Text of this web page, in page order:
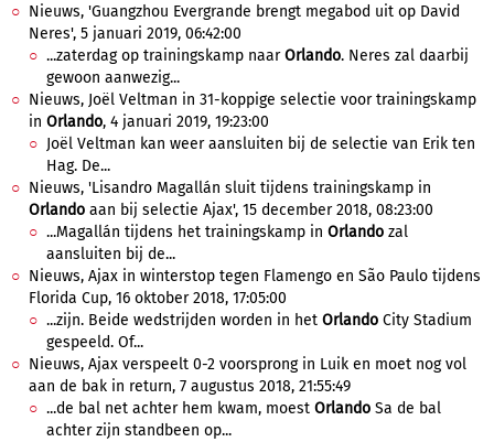
Nieuws, 'Guangzhou Evergrande brengt megabod uit op David
Neres', 5 januari 2019, 06:42:00
...zaterdag op trainingskamp naarOrlando. Neres zal daarbij
gewoon aanwezig...
Nieuws, Joël Veltman in 31-koppige selectie voor trainingskamp
in Orlando, 4 januari 2019, 19:23:00
Joël Veltman kan weer aansluiten bij de selectie van Erik ten
Hag. De...
Nieuws, 'Lisandro Magallán sluit tijdens trainingskamp in
Orlando aan bij selectie Ajax', 15 december 2018, 08:23:00
...Magallán tijdens het trainingskamp in Orlando zal
aansluiten bij de...
Nieuws, Ajax in winterstop tegen Flamengo en São Paulo tijdens
Florida Cup, 16 oktober 2018, 17:05:00
...zijn. Beide wedstrijden worden in het Orlando City Stadium
gespeeld. Of...
Nieuws, Ajax verspeelt 0-2 voorsprong in Luik en moet nog vol
aan de bak in return, 7 augustus 2018, 21:55:49
...de bal net achter hem kwam, moest Orlando Sa de bal
achter zijn standbeen op...